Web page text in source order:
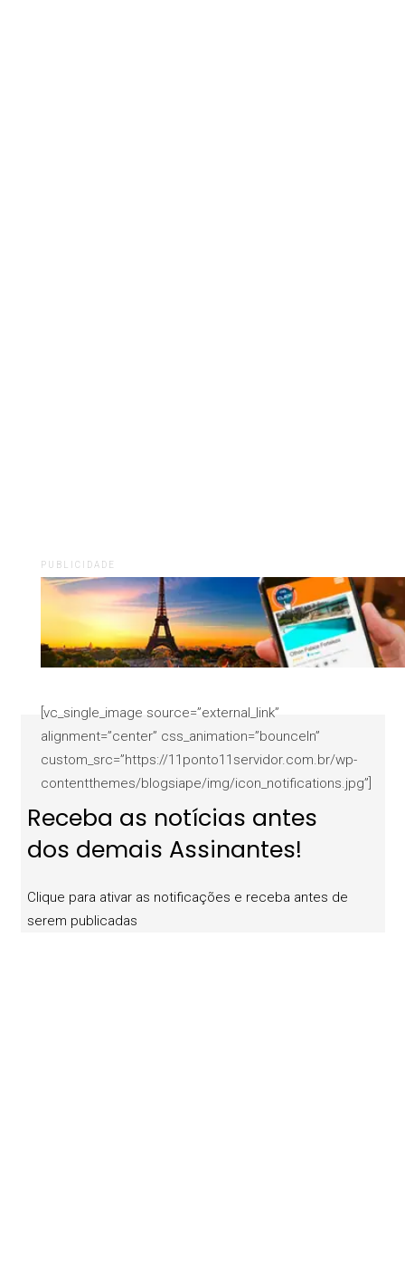
PUBLICIDADE
[vc_single_image source=”external_link”
alignment=”center” css_animation=”bounceIn”
custom_src=”https://11ponto11servidor.com.br/wp-
contentthemes/blogsiape/img/icon_notifications.jpg”]
Receba as notícias antes
dos demais Assinantes!
Clique para ativar as notificações e receba antes de
serem publicadas